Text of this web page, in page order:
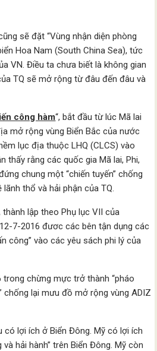
sẽ đặt “Vùng nhận diện phòng
Hoa Nam (South China Sea), tức
VN. Điều ta chưa biết là không gian
TQ sẽ mở rộng từ đâu đến đâu và
công hàm“, bắt đầu từ lúc Mã lai
mở rộng vùng Biển Bắc của nước
lục địa thuộc LHQ (CLCS) vào
thấy rằng các quốc gia Mã lai, Phi,
chung một “chiến tuyến” chống
lãnh thổ và hải phận của TQ.
thành lập theo Phụ lục VII của
7-2016 đươc các bên tận dụng các
công” vào các yêu sách phi lý của
trong chừng mực trở thành “pháo
chống lại mưu đồ mở rộng vùng ADIZ
có lợi ích ở Biển Đông. Mỹ có lợi ích
hải hành” trên Biển Đông. Mỹ còn